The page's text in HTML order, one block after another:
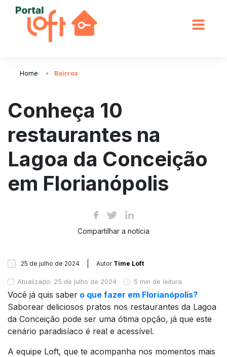
Home Bairros
Conheça 10
restaurantes na
Lagoa da Conceição
em Florianópolis
Compartilhar a notícia
25 de julho de 2024 Autor Time Loft
Atualizado: 25 de julho de 2024 5 min de leitura
Você já quis saber o que fazer em Florianópolis?
Saborear deliciosos pratos nos restaurantes da Lagoa
da Conceição pode ser uma ótima opção, já que este
cenário paradisíaco é real e acessível.
A equipe Loft, que te acompanha nos momentos mais